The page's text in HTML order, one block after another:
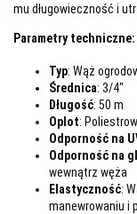
mu długowieczność i
Parametry techniczne:
Typ: Wąż
Średnica: 3/4"
Długość: 50 m
Oplot:
Odporność na
Odporność na
wewnątrz węża
Elastyczność:
manewrowaniu i